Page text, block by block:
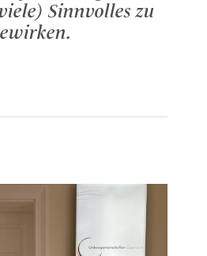
Sinnvolles zu